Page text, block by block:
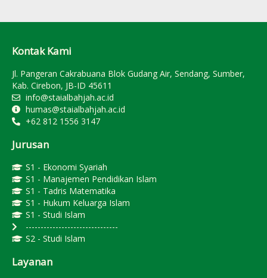
Kontak Kami
Jl. Pangeran Cakrabuana Blok Gudang Air, Sendang, Sumber,
Kab. Cirebon, JB-ID 45611
info@staialbahjah.ac.id
humas@staialbahjah.ac.id
+62 812 1556 3147
Jurusan
S1 - Ekonomi Syariah
S1 - Manajemen Pendidikan Islam
S1 - Tadris Matematika
S1 - Hukum Keluarga Islam
S1 - Studi Islam
-------------------------------
S2 - Studi Islam
Layanan